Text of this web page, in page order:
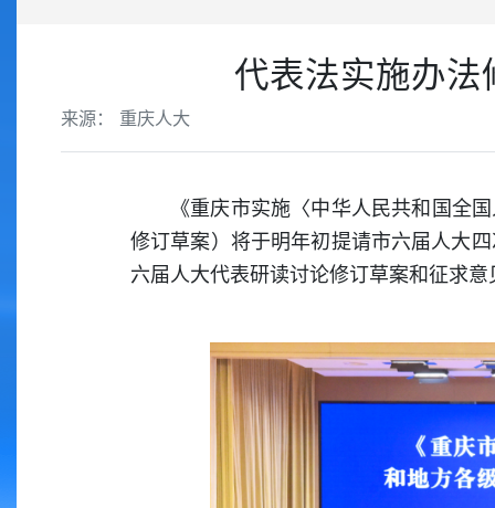
代表法实施办
来源： 重庆人大
《重庆市实施〈中华人民共和国全
修订草案）将于明年初提请市六届人大
六届人大代表研读讨论修订草案和征求